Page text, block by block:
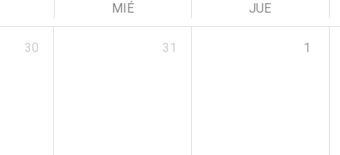
MIÉ JUE
30 31 1